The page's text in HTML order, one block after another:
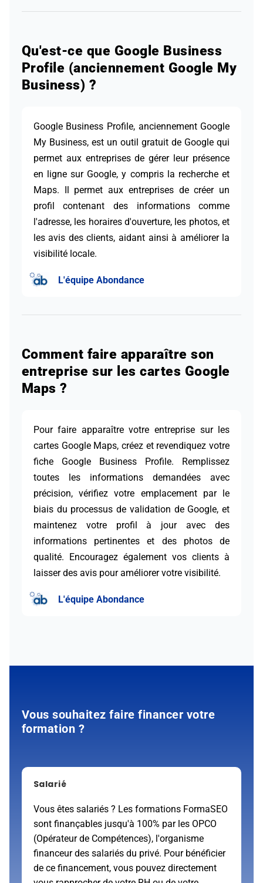
Qu'est-ce que Google Business
Profile (anciennement Google My
Business) ?
Google Business Profile, anciennement Google
My Business, est un outil gratuit de Google qui
permet aux entreprises de gérer leur présence
en ligne sur Google, y compris la recherche et
Maps. Il permet aux entreprises de créer un
profil contenant des informations comme
l'adresse, les horaires d'ouverture, les photos, et
les avis des clients, aidant ainsi à améliorer la
visibilité locale.
L'équipe Abondance
Comment faire apparaître son
entreprise sur les cartes Google
Maps ?
Pour faire apparaître votre entreprise sur les
cartes Google Maps, créez et revendiquez votre
fiche Google Business Profile. Remplissez
toutes les informations demandées avec
précision, vérifiez votre emplacement par le
biais du processus de validation de Google, et
maintenez votre profil à jour avec des
informations pertinentes et des photos de
qualité. Encouragez également vos clients à
laisser des avis pour améliorer votre visibilité.
L'équipe Abondance
Vous souhaitez faire financer votre
formation ?
Salarié
Vous êtes salariés ? Les formations FormaSEO
sont finançables jusqu'à 100% par les OPCO
(Opérateur de Compétences), l'organisme
financeur des salariés du privé. Pour bénéficier
de ce financement, vous pouvez directement